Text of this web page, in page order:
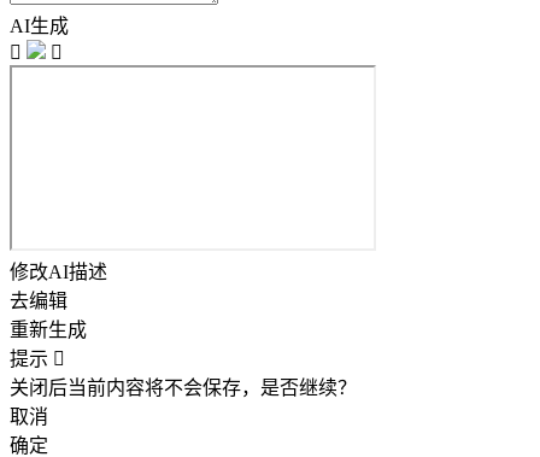
AI生成


修改AI描述
去编辑
重新生成
提示 
关闭后当前内容将不会保存，是否继续？
取消
确定